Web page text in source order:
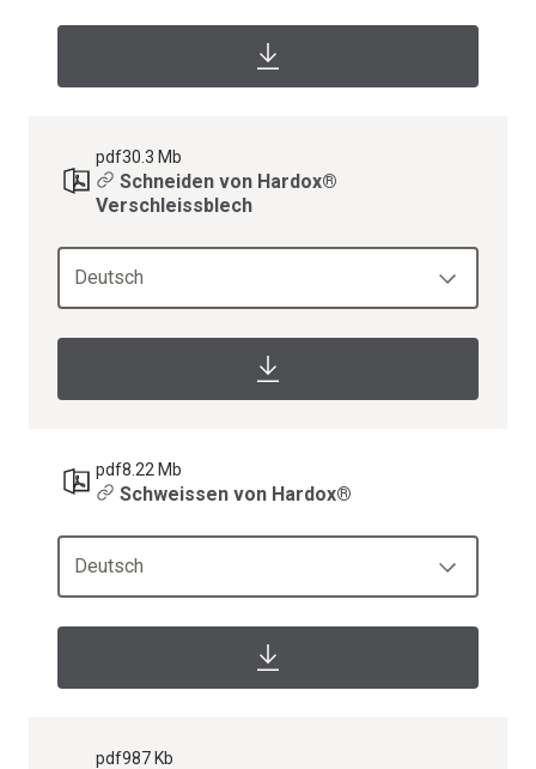
pdf30.3 Mb
Schneiden von Hardox®
Verschleissblech
Deutsch
pdf8.22 Mb
Schweissen von Hardox®
Deutsch
pdf987 Kb